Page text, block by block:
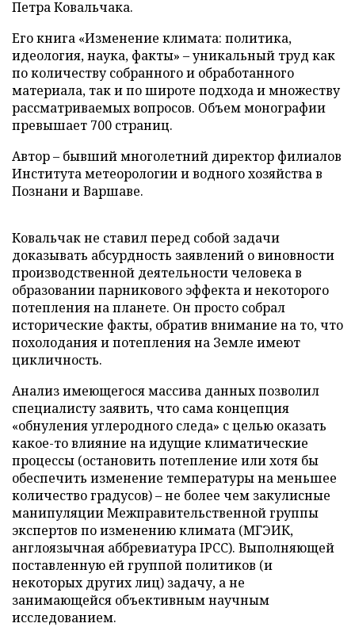
Петра Ковальчака.
Его книга «Изменение климата: политика,
идеология, наука, факты» – уникальный труд как
по количеству собранного и обработанного
материала, так и по широте подхода и множеству
рассматриваемых вопросов. Объем монографии
превышает 700 страниц.
Автор – бывший многолетний директор филиалов
Института метеорологии и водного хозяйства в
Познани и Варшаве.
Ковальчак не ставил перед собой задачи
доказывать абсурдность заявлений о виновности
производственной деятельности человека в
образовании парникового эффекта и некоторого
потепления на планете. Он просто собрал
исторические факты, обратив внимание на то, что
похолодания и потепления на Земле имеют
цикличность.
Анализ имеющегося массива данных позволил
специалисту заявить, что сама концепция
«обнуления углеродного следа» с целью оказать
какое-то влияние на идущие климатические
процессы (остановить потепление или хотя бы
обеспечить изменение температуры на меньшее
количество градусов) – не более чем закулисные
манипуляции Межправительственной группы
экспертов по изменению климата (МГЭИК,
англоязычная аббревиатура IPCC). Выполняющей
поставленную ей группой политиков (и
некоторых других лиц) задачу, а не
занимающейся объективным научным
исследованием.